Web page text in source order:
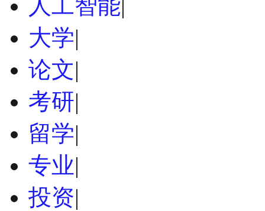
人工智能|
大学|
论文|
考研|
留学|
专业|
投资|